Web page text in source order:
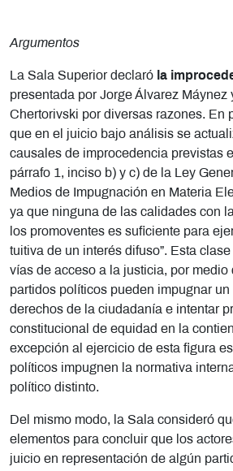
Argumentos
La Sala Superior declaró la
presentada por Jorge Álvarez Máynez
Chertorivski por diversas razones. En
que en el juicio bajo análisis se
causales de improcedencia previstas
párrafo 1, inciso b) y c) de la Ley
Medios de Impugnación en Materia
ya que ninguna de las calidades con
los promoventes es suficiente para
tuitiva de un interés difuso”. Esta
vías de acceso a la justicia, por medio
partidos políticos pueden impugnar
derechos de la ciudadanía e intentar
constitucional de equidad en la
excepción al ejercicio de esta figura
políticos impugnen la normativa
político distinto.
Del mismo modo, la Sala consideró
elementos para concluir que los
juicio en representación de algún